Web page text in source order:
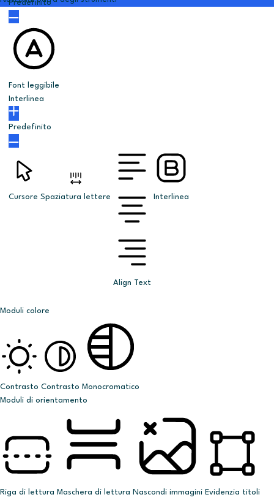
Predefinito
Font leggibile
Interlinea
Predefinito
Cursore Spaziatura lettere
Align Text
Interlinea
Moduli colore
Contrasto Contrasto Monocromatico
Moduli di orientamento
Riga di lettura Maschera di lettura Nascondi immagini Evidenzia titoli